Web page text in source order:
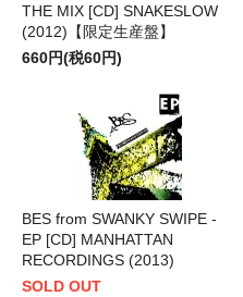
THE MIX [CD] SNAKESLOW
(2012)【限定生産盤】
660円(税60円)
BES from SWANKY SWIPE -
EP [CD] MANHATTAN
RECORDINGS (2013)
SOLD OUT